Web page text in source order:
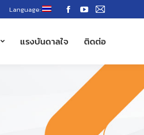
Language:
Facebook
opens
window
YouTube
opens
new
window
Mail
opens
new
แรงบันดาลใจ ติดต่อ